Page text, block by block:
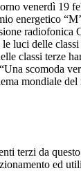
venerdì 19
energetico
radiofonica
le luci delle
classi terze
scomoda
mondiale del
terzi da
ed